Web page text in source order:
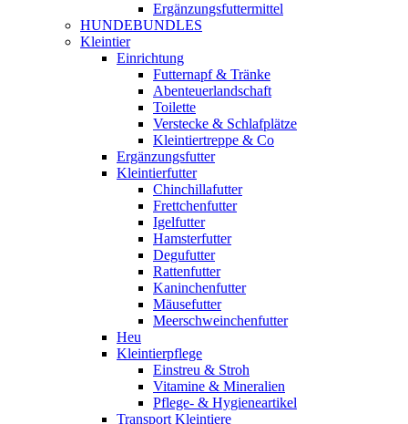
Ergänzungsfuttermittel
HUNDEBUNDLES
Kleintier
Einrichtung
Futternapf & Tränke
Abenteuerlandschaft
Toilette
Verstecke & Schlafplätze
Kleintiertreppe & Co
Ergänzungsfutter
Kleintierfutter
Chinchillafutter
Frettchenfutter
Igelfutter
Hamsterfutter
Degufutter
Rattenfutter
Kaninchenfutter
Mäusefutter
Meerschweinchenfutter
Heu
Kleintierpflege
Einstreu & Stroh
Vitamine & Mineralien
Pflege- & Hygieneartikel
Transport Kleintiere